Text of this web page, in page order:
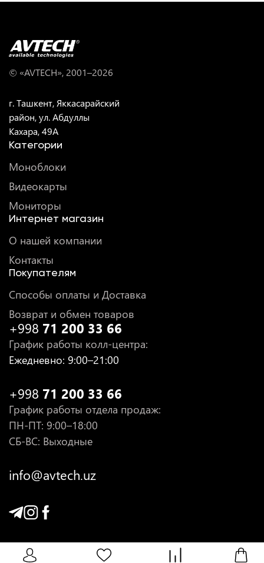
© «AVTECH», 2001–2026
г. Ташкент, Яккасарайский
район, ул. Абдуллы
Кахара, 49A
Категории
Моноблоки
Видеокарты
Мониторы
Интернет магазин
О нашей компании
Контакты
Покупателям
Способы оплаты и Доставка
Возврат и обмен товаров
+998 71 200 33 66
График работы колл-центра:
Ежедневно: 9:00–21:00
+998 71 200 33 66
График работы отдела продаж:
ПН-ПТ: 9:00–18:00
СБ-ВС: Выходные
info@avtech.uz